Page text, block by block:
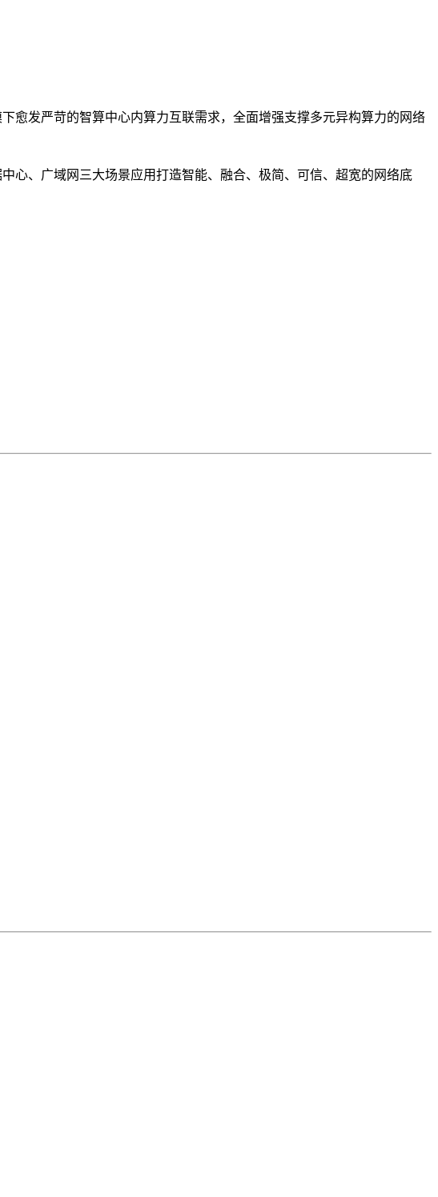
愈发严苛的智算中心内算力互联需求，全面增强支撑多元异构算力的网络
心、广域网三大场景应用打造智能、融合、极简、可信、超宽的网络底